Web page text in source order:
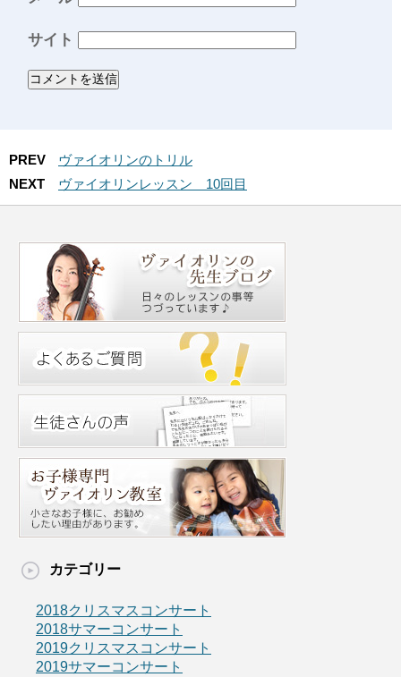
サイト
PREV
ヴァイオリンのトリル
NEXT
ヴァイオリンレッスン 10回目
カテゴリー
2018クリスマスコンサート
2018サマーコンサート
2019クリスマスコンサート
2019サマーコンサート